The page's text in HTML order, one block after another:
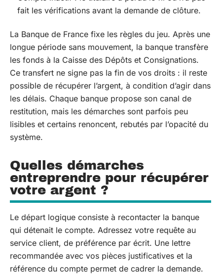
fait les vérifications avant la demande de clôture.
La Banque de France fixe les règles du jeu. Après une
longue période sans mouvement, la banque transfère
les fonds à la Caisse des Dépôts et Consignations.
Ce transfert ne signe pas la fin de vos droits : il reste
possible de récupérer l’argent, à condition d’agir dans
les délais. Chaque banque propose son canal de
restitution, mais les démarches sont parfois peu
lisibles et certains renoncent, rebutés par l’opacité du
système.
Quelles démarches
entreprendre pour récupérer
votre argent ?
Le départ logique consiste à recontacter la banque
qui détenait le compte. Adressez votre requête au
service client, de préférence par écrit. Une lettre
recommandée avec vos pièces justificatives et la
référence du compte permet de cadrer la demande.